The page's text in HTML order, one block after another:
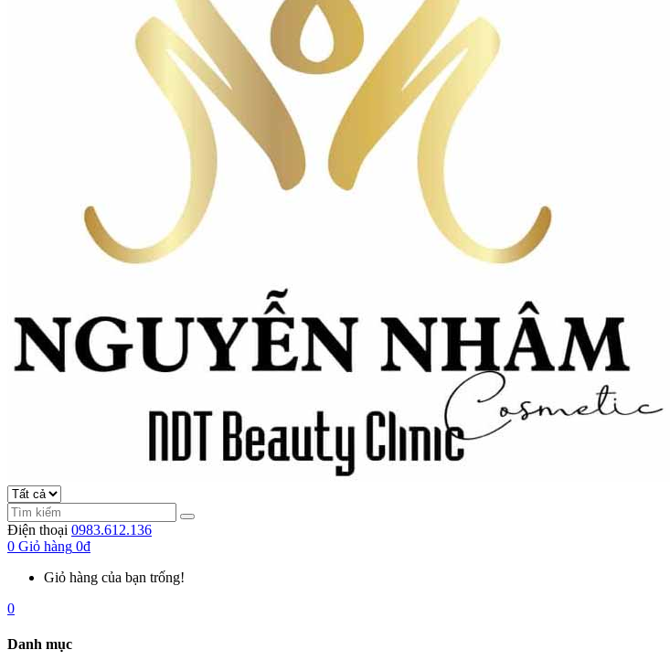
Điện thoại 0983.612.136
0 Giỏ hàng 0đ
Giỏ hàng của bạn trống!
0
Danh mục